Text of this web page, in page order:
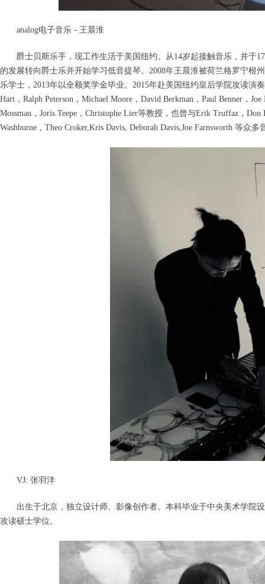
analog电子音乐 - 王晨淮
爵士贝斯乐手，现工作生活于美国纽约。从14岁起接触音乐，并于17
的发展转向爵士乐并开始学习低音提琴。 2008年王晨淮被荷兰格罗宁根
乐学士， 2013年以全额奖学金毕业。 2015年赴美国纽约皇后学院攻读演
Hart ， Ralph Peterson ， Michael Moore ， David Berkman ， Paul Benner ， Joe
Mossman ， Joris Teepe ， Christophe Lier等教授，也曾与Erik Truffaz ， Don
Washburne ， Theo Croker,Kris Davis, Deborah Davis,Joe Farnsworth 等众多
VJ: 张羽洋
出生于北京，独立设计师、影像创作者。本科毕业于中央美术学院
攻读硕士学位。